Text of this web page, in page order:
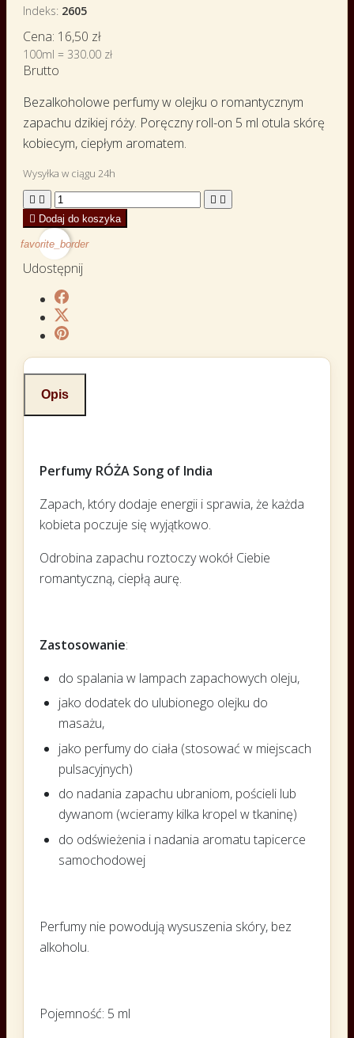
Indeks 2605
Cena: 16,50 zł
100ml = 330.00 zł
Brutto
Bezalkoholowe perfumy w olejku o romantycznym
zapachu dzikiej róży. Poręczny roll-on 5 ml otula skórę
kobiecym, ciepłym aromatem.
Wysyłka w ciągu 24h
   
 Dodaj do koszyka
favorite_border
Udostępnij
Opis
Perfumy RÓŻA Song of India
Zapach, który dodaje energii i sprawia, że każda
kobieta poczuje się wyjątkowo.
Odrobina zapachu roztoczy wokół Ciebie
romantyczną, ciepłą aurę.
Zastosowanie:
do spalania w lampach zapachowych oleju,
jako dodatek do ulubionego olejku do
masażu,
jako perfumy do ciała (stosować w miejscach
pulsacyjnych)
do nadania zapachu ubraniom, pościeli lub
dywanom (wcieramy kilka kropel w tkaninę)
do odświeżenia i nadania aromatu tapicerce
samochodowej
Perfumy nie powodują wysuszenia skóry, bez
alkoholu.
Pojemność: 5 ml